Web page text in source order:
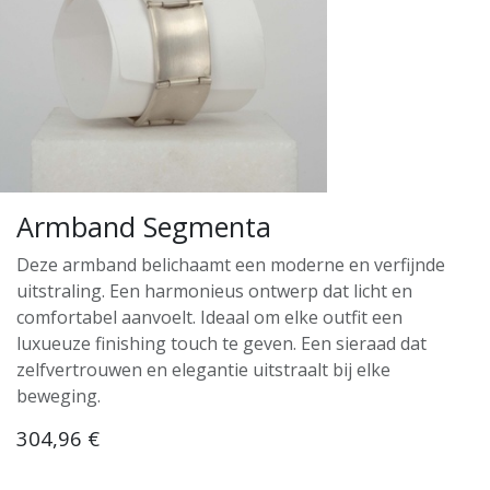
Armband Segmenta
Deze armband belichaamt een moderne en verfijnde
uitstraling. Een harmonieus ontwerp dat licht en
comfortabel aanvoelt. Ideaal om elke outfit een
luxueuze finishing touch te geven. Een sieraad dat
zelfvertrouwen en elegantie uitstraalt bij elke
beweging.
304,96 €